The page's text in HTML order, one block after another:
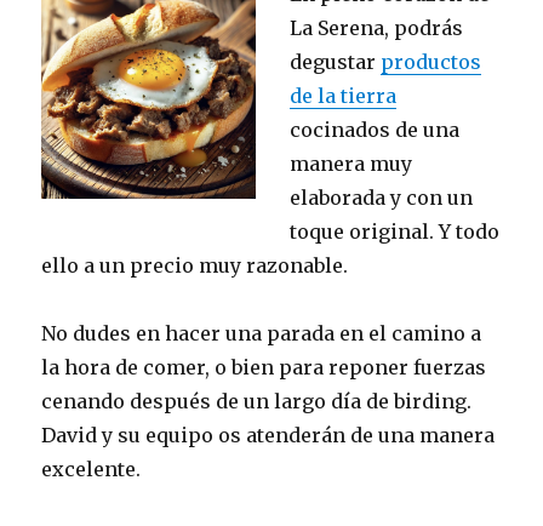
La Serena, podrás
degustar productos
de la tierra
cocinados de una
manera muy
elaborada y con un
toque original. Y todo
ello a un precio muy razonable.
No dudes en hacer una parada en el camino a
la hora de comer, o bien para reponer fuerzas
cenando después de un largo día de birding.
David y su equipo os atenderán de una manera
excelente.